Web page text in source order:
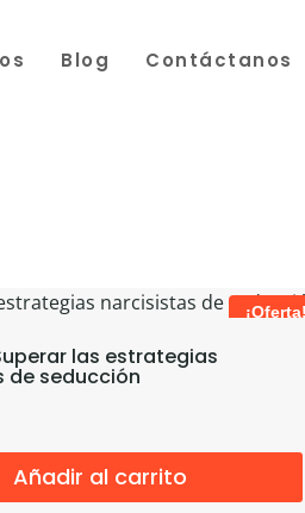
Blog Contáctanos
¡Oferta!
las estrategias
de seducción
Añadir al carrito